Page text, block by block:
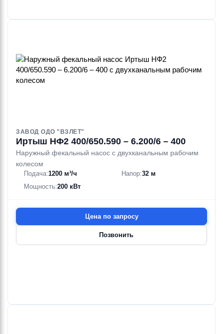
ЗАВОД ОДО "ВЗЛЕТ"
Иртыш НФ2 400/650.590 – 6.200/6 – 400
Наружный фекальный насос с двухканальным рабочим
колесом
Подача:1200 м³/ч Напор:32 м
Мощность:200 кВт
Цена по запросу
Позвонить